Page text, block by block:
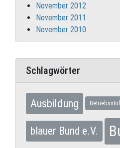
November 2012
November 2011
November 2010
Schlagwörter
Ausbildung
blauer Bund e.V.